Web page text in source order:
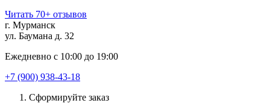
Читать 70+ отзывов
г. Мурманск
ул. Баумана д. 32
Ежедневно с 10:00 до 19:00
+7 (900) 938-43-18
Сформируйте заказ